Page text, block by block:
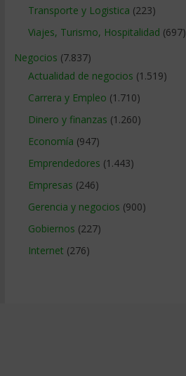
Transporte y Logistica (223)
Viajes, Turismo, Hospitalidad (697)
Negocios (7.837)
Actualidad de negocios (1.519)
Carrera y Empleo (1.710)
Dinero y finanzas (1.260)
Economía (947)
Emprendedores (1.443)
Empresas (246)
Gerencia y negocios (900)
Gobiernos (227)
Internet (276)